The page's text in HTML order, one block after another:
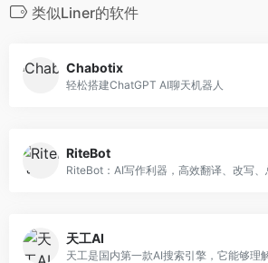
类似Liner的软件
Chabotix
轻松搭建ChatGPT AI聊天机器人
RiteBot
RiteBot：AI写作利器，高效翻译、改写、
天工AI